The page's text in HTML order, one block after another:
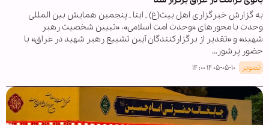
به گزارش خبرگزاری اهل بیت(ع) ـ ابنا ـ پنجمین همایش بین المللی
وحدت با محورهای «وحدت امت اسلامی»، «تبیین شخصیت رهبر
شهید» و «تقدیر از برگزارکنندگان آیین تشییع رهبر شهید در عراق» با
حضور پرشور…
تصویر ۱۴۰۵-۰۵-۱۰ ۱۴:۰۰